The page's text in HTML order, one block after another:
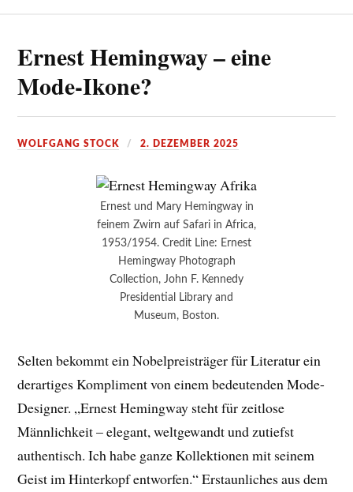
Ernest Hemingway – eine
Mode-Ikone?
WOLFGANG STOCK 2. DEZEMBER 2025
Ernest und Mary Hemingway in
feinem Zwirn auf Safari in Africa,
1953/1954. Credit Line: Ernest
Hemingway Photograph
Collection, John F. Kennedy
Presidential Library and
Museum, Boston.
Selten bekommt ein Nobelpreisträger für Literatur ein
derartiges Kompliment von einem bedeutenden Mode-
Designer. „Ernest Hemingway steht für zeitlose
Männlichkeit – elegant, weltgewandt und zutiefst
authentisch. Ich habe ganze Kollektionen mit seinem
Geist im Hinterkopf entworfen.“ Erstaunliches aus dem